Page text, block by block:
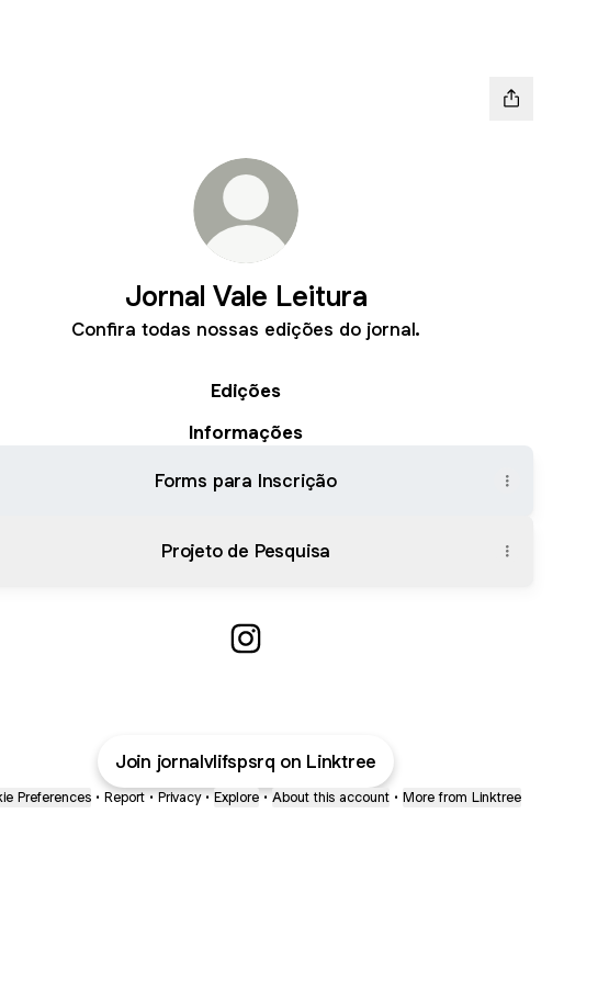
Jornal Vale Leitura
Confira todas nossas edições do jornal.
Edições
Informações
Forms para Inscrição
Projeto de Pesquisa
Join jornalvlifspsrq on Linktree
Preferences • Report • Privacy • Explore • About this account • More from Linktree